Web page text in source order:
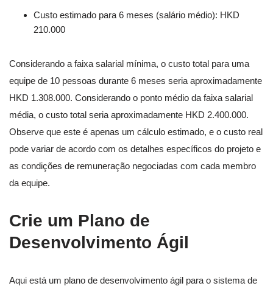
Custo estimado para 6 meses (salário médio): HKD
210.000
Considerando a faixa salarial mínima, o custo total para uma
equipe de 10 pessoas durante 6 meses seria aproximadamente
HKD 1.308.000. Considerando o ponto médio da faixa salarial
média, o custo total seria aproximadamente HKD 2.400.000.
Observe que este é apenas um cálculo estimado, e o custo real
pode variar de acordo com os detalhes específicos do projeto e
as condições de remuneração negociadas com cada membro
da equipe.
Crie um Plano de
Desenvolvimento Ágil
Aqui está um plano de desenvolvimento ágil para o sistema de